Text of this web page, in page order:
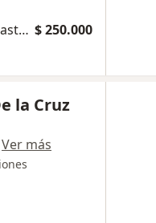
Consulta de control con cirugía gastrointestinal $ 250.000
la Cruz
Ver más